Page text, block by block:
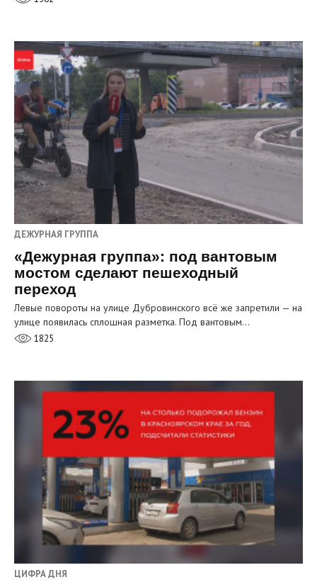
ДЕЖУРНАЯ ГРУППА
«Дежурная группа»: под вантовым
мостом сделают пешеходный
переход
Левые повороты на улице Дубровинского всё же запретили — на
улице появилась сплошная разметка. Под вантовым…
1825
ЦИФРА ДНЯ